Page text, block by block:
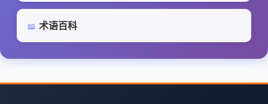
📖 术语百科